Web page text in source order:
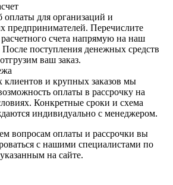
оплаты для организаций и
предпринимателей. Перечислите
счета напрямую на наш
После поступления денежных средств
ваш заказ.
клиентов и крупных заказов мы
оплаты в рассрочку на
Конкретные сроки и схема
индивидуально с менеджером.
вопросам оплаты и рассрочки вы
с нашими специалистами по
на сайте.